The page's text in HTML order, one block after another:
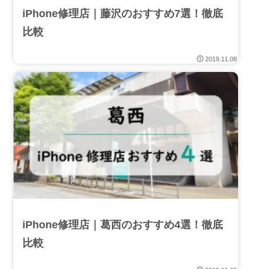
iPhone修理店｜藤沢のおすすめ7選！徹底
比較
2019.11.08
iPhone修理店｜葛西のおすすめ4選！徹底
比較